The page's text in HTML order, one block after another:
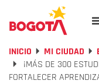
INICIO MI CIUDAD
¡MÁS DE 300
FORTALECER